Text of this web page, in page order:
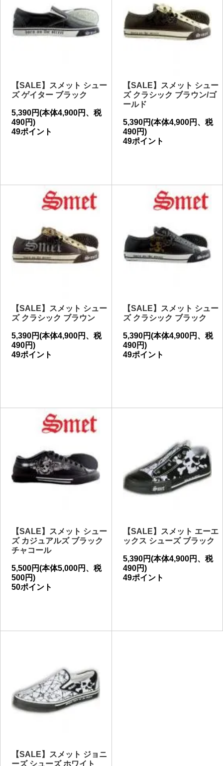
【SALE】スメット シュー
ズ ゲイター ブラック
5,390円(本体4,900円、税
490円)
49ポイント
【SALE】スメット シュー
ズ クラシック ブラウン/ゴ
ールド
5,390円(本体4,900円、税
490円)
49ポイント
【SALE】スメット シュー
ズ クラシック ブラウン
5,390円(本体4,900円、税
490円)
49ポイント
【SALE】スメット シュー
ズ クラシック ブラック
5,390円(本体4,900円、税
490円)
49ポイント
【SALE】スメット シュー
ズ カジュアルズ ブラック
チャコール
5,500円(本体5,000円、税
500円)
50ポイント
【SALE】スメット エーエ
ックス シューズ ブラック
5,390円(本体4,900円、税
490円)
49ポイント
【SALE】スメット ジョニ
ーズ シューズ ホワイト